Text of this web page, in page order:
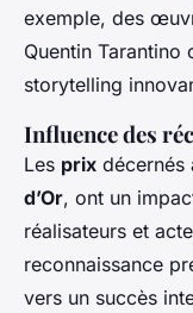
exemple, des
Quentin Tarantino
storytelling
Influence des
Les prix décernés
d’Or, ont un
réalisateurs et
reconnaissance
vers un succès